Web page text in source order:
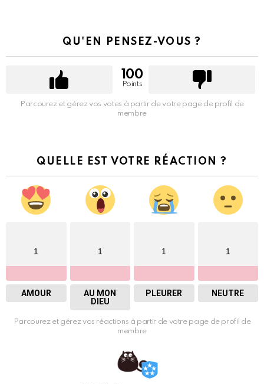
QU'EN PENSEZ-VOUS ?
100
Points
Parcourez et gérez vos votes à partir de votre page de profil de
membre
QUELLE EST VOTRE RÉACTION ?
1
AMOUR
1
AU MON
DIEU
1
PLEURER
1
NEUTRE
Parcourez et gérez vos réactions à partir de votre page de profil de
membre